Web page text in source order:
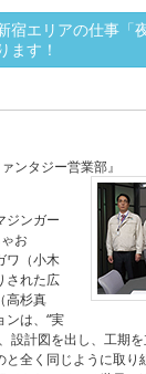
宿エリアの仕事「
ます！
ンタジー営業部』
ジンガー
お
ワ（小木
された広
高杉真
ンは、“実
設計図を出し、工期
と全く同じように取り